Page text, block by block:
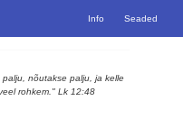
Info Seaded
nõutakse palju, ja kelle
rohkem." Lk 12:48